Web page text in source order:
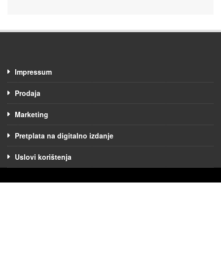
Impressum
Prodaja
Marketing
Pretplata na digitalno izdanje
Uslovi korištenja